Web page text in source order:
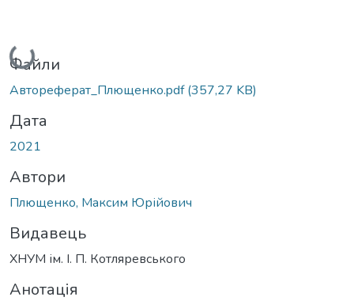
Вантажиться...
Файли
Автореферат_Плющенко.pdf(357,27 KB)
Дата
2021
Автори
Плющенко, Максим Юрійович
Видавець
ХНУМ ім. І. П. Котляревського
Анотація